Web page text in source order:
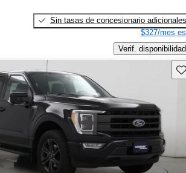
Sin tasas de concesionario adicionales
$327/mes
Verif. disponibilidad